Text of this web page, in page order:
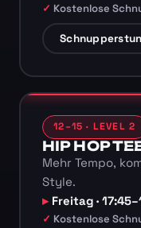
Kostenlose
12–15 · LEVEL 2
HIP HOP
Mehr Tempo,
Style.
Freitag ·
Kostenlose